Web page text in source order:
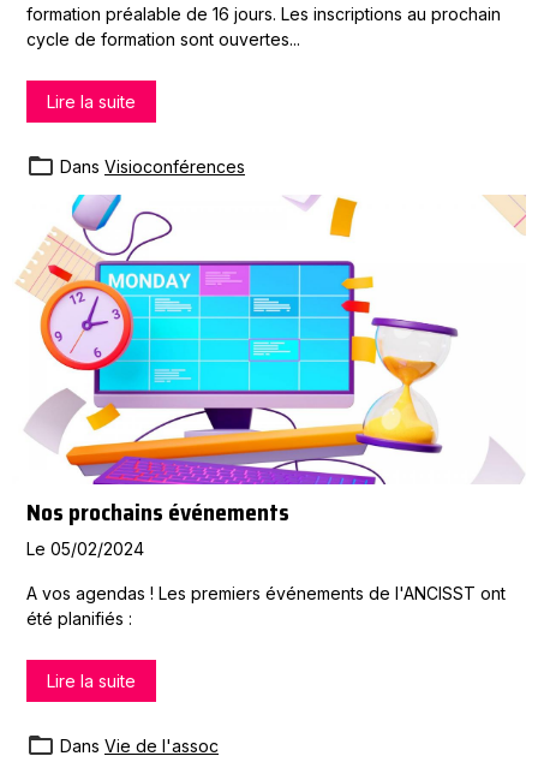
formation préalable de 16 jours. Les inscriptions au prochain
cycle de formation sont ouvertes...
Lire la suite
Dans Visioconférences
Nos prochains événements
Le 05/02/2024
A vos agendas ! Les premiers événements de l'ANCISST ont
été planifiés :
Lire la suite
Dans Vie de l'assoc